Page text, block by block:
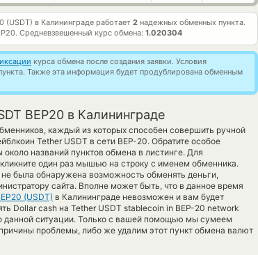
(USDT) в Калининграде работает 2 надежных обменных пункта.
Средневзвешенный курс обмена: 1.020304
курса обмена после создания заявки. Условия
Также эта информация будет продублирована обменным
BEP20 в Калининграде
каждый из которых способен совершить ручной
Tether USDT в сети BEP-20. Обратите особое
названий пунктов обмена в листинге. Для
один раз мышью на строку с именем обменника.
была обнаружена возможность обменять деньги,
сайта. Вполне может быть, что в данное время
(USDT) в Калининграде невозможен и вам будет
Dollar cash на Tether USDT stablecoin in BEP-20 network
данной ситуации. Только с вашей помощью мы сумеем
проблемы, либо же удалим этот пункт обмена валют